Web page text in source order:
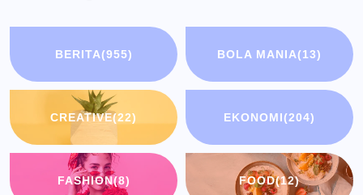
BERITA(955) BOLA MANIA(13)
CREATIVE(22) EKONOMI(204)
FASHION(8) FOOD(12)